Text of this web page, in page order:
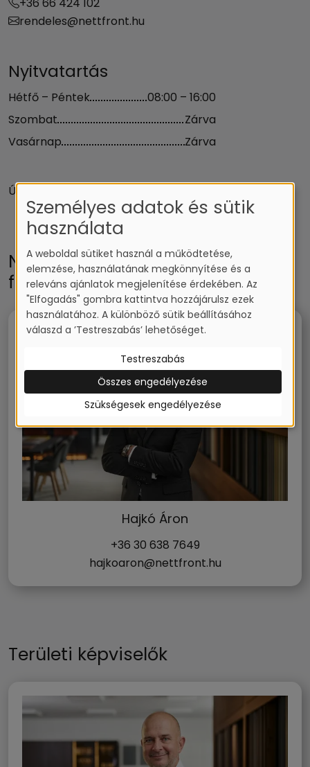
rendeles@nettfront.hu
Nyitvatartás
Hétfő – Péntek
08:00 – 16:00
Szombat
Zárva
Vasárnap
Zárva
Útvonalterv
Nemzetközi kapcsolatokért
felelős munkatárs
Hajkó Áron
+36 30 638 7649
hajkoaron@nettfront.hu
Területi képviselők
Személyes adatok és sütik
használata
A weboldal sütiket használ a működtetése,
elemzése, használatának megkönnyítése és a
releváns ajánlatok megjelenítése érdekében. Az
"Elfogadás" gombra kattintva hozzájárulsz ezek
használatához. A különböző sütik beállításához
válaszd a ’Testreszabás’ lehetőséget.
Testreszabás
Szükségesek engedélyezése
Összes engedélyezése